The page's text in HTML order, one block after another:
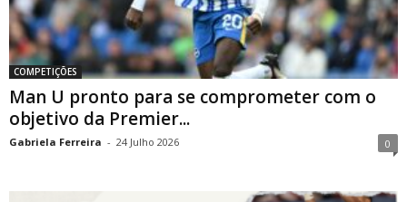
COMPETIÇÕES
Man U pronto para se comprometer com o
objetivo da Premier...
Gabriela Ferreira - 24 Julho 2026 0